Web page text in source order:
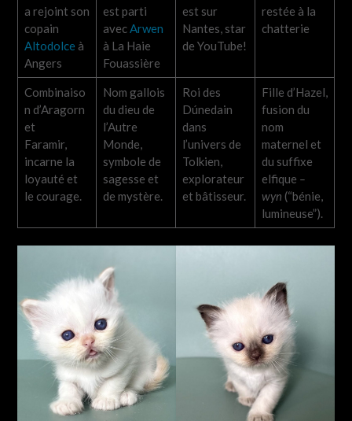
a rejoint son
copain
Altodolceà
Angers
est parti
avecArwen
à La Haie
Fouassière
est sur
Nantes, star
de YouTube!
restée à la
chatterie
Combinaiso
n d’Aragorn
et
Faramir,
incarne la
loyauté et
le courage.
Nom gallois
du dieu de
l’Autre
Monde,
symbole de
sagesse et
de mystère.
Roi des
Dúnedain
dans
l’univers de
Tolkien,
explorateur
et bâtisseur.
Fille d’Hazel,
fusion du
nom
maternel et
du suffixe
elfique –
wyn (“bénie,
lumineuse”).